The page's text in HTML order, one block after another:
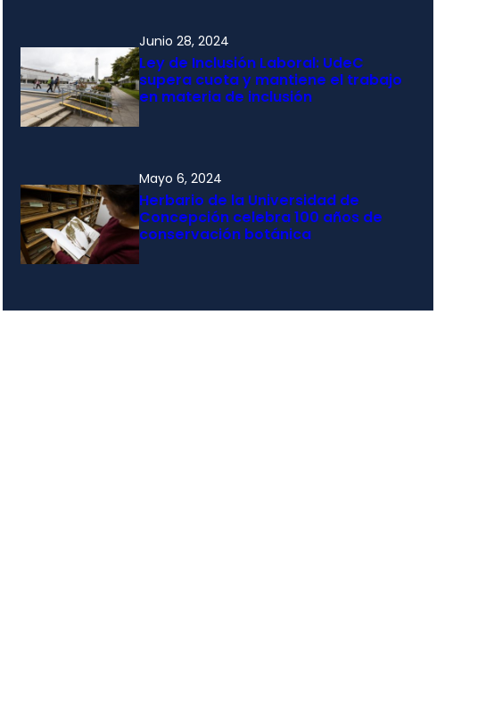
Junio 28, 2024
Ley de Inclusión Laboral: UdeC
supera cuota y mantiene el trabajo
en materia de inclusión
Mayo 6, 2024
Herbario de la Universidad de
Concepción celebra 100 años de
conservación botánica